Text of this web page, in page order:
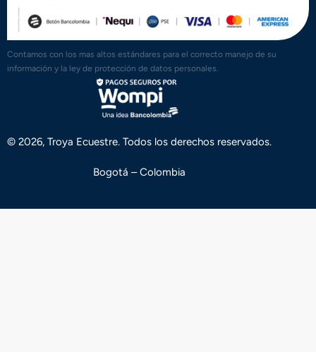
Contamos con los mas altos estándares para el correcto manejo de su
información y la ley de protección de datos personales.
© 2026, Troya Ecuestre. Todos los derechos reservados.
Bogotá – Colombia